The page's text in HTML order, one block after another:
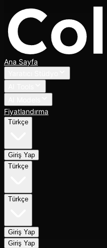
Ana Sayfa
Fiyatlandırma
Türkçe
Giriş Yap
Türkçe
Türkçe
Giriş Yap
Giriş Yap